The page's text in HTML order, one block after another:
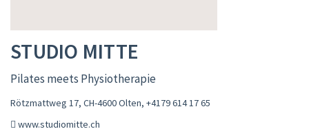
STUDIO MITTE
Pilates meets Physiotherapie
Rötzmattweg 17, CH-4600 Olten, +4179 614 17 65
www.studiomitte.ch